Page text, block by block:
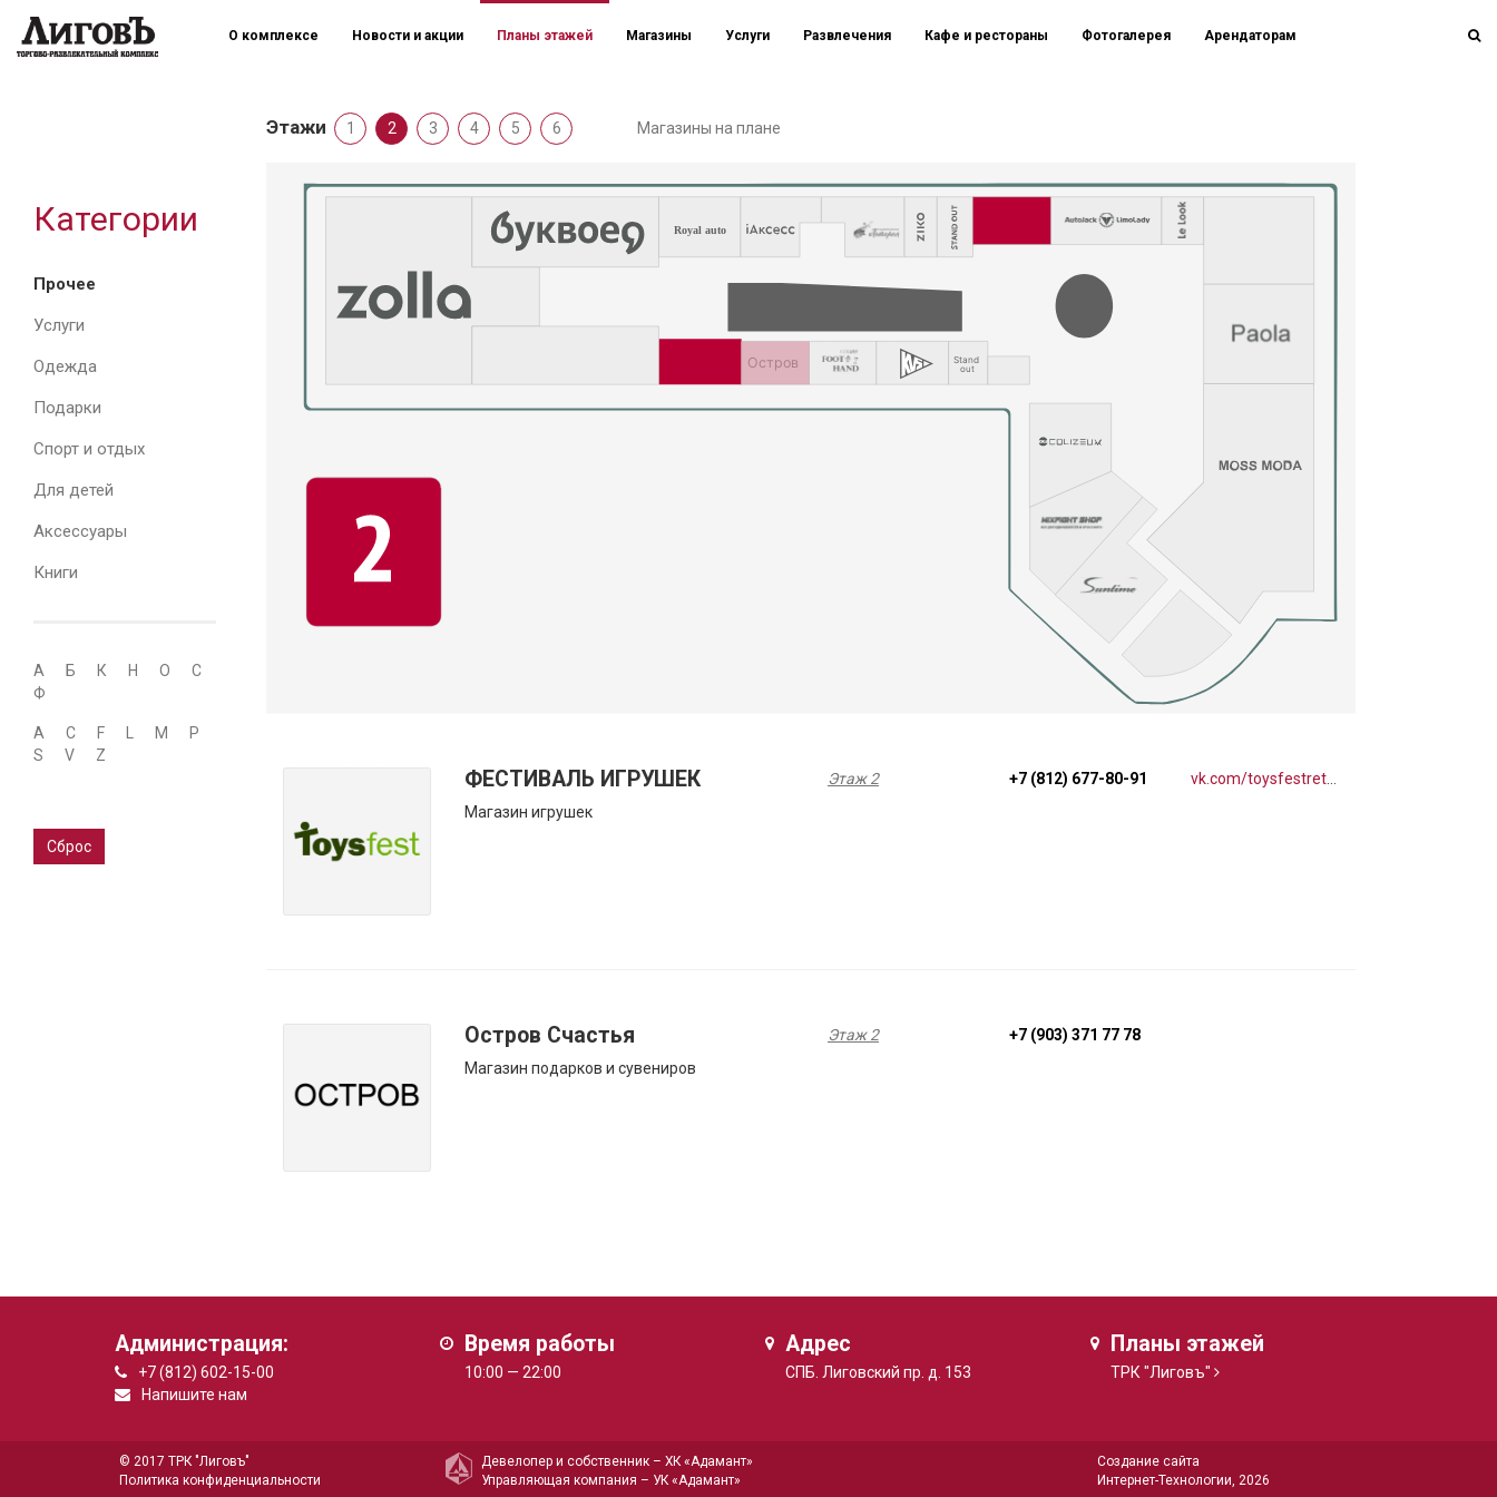
Категории
Прочее
Услуги
Одежда
Подарки
Спорт и отдых
Для детей
Аксессуары
Книги
А Б К Н О
С
Ф
A C F M
P
S
V Z
Сброс
О комплексе Новости и акции Планы этажей Магазины Услуги Развлечения Кафе и рестораны Фотогалерея Арендаторам
Этажи 1 2 3 4 5 6 Магазины на плане
ФЕСТИВАЛЬ ИГРУШЕК
Магазин игрушек
Этаж 2 +7 (812) 677-80-91 vk.com/toysfestretail
Остров Счастья
Магазин подарков и сувениров
Этаж 2 +7 (903) 371 77 78
Администрация:
+7 (812) 602-15-00
Напишите нам
Время работы
10:00 — 22:00
Адрес
СПБ. Лиговский пр. д. 153
Планы этажей
ТРК "Лиговъ"
© 2017 ТРК "Лиговъ"
Политика конфиденциальности
Девелопер и собственник – ХК «Адамант»
Управляющая компания – УК «Адамант»
Создание сайта
Интернет-Технологии, 2026